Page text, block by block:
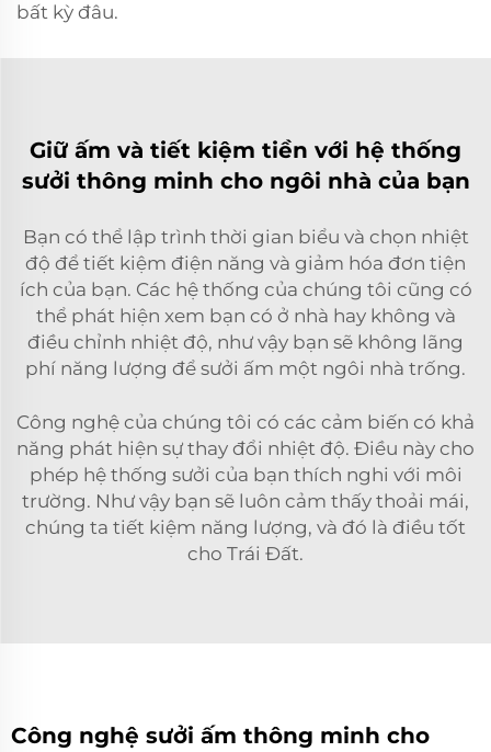
bất kỳ đâu.
Giữ ấm và tiết kiệm tiền với hệ thống
sưởi thông minh cho ngôi nhà của bạn
Bạn có thể lập trình thời gian biểu và chọn nhiệt
độ để tiết kiệm điện năng và giảm hóa đơn tiện
ích của bạn. Các hệ thống của chúng tôi cũng có
thể phát hiện xem bạn có ở nhà hay không và
điều chỉnh nhiệt độ, như vậy bạn sẽ không lãng
phí năng lượng để sưởi ấm một ngôi nhà trống.
Công nghệ của chúng tôi có các cảm biến có khả
năng phát hiện sự thay đổi nhiệt độ. Điều này cho
phép hệ thống sưởi của bạn thích nghi với môi
trường. Như vậy bạn sẽ luôn cảm thấy thoải mái,
chúng ta tiết kiệm năng lượng, và đó là điều tốt
cho Trái Đất.
Công nghệ sưởi ấm thông minh cho